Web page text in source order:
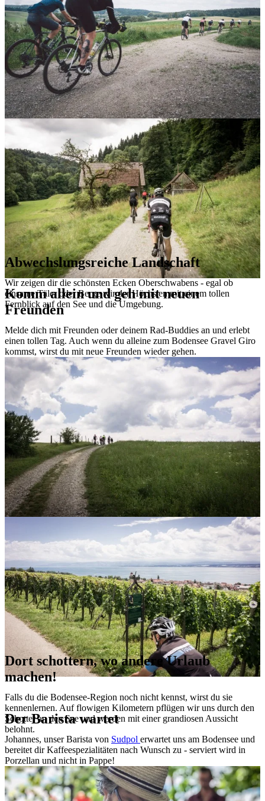
Abwechslungsreiche Landschaft
Wir zeigen dir die schönsten Ecken Oberschwabens - egal ob
einsame Täler oder Berge wir der Höchsten mit einem tollen
Fernblick auf den See und die Umgebung.
Komm allein und geh mit neuen
Freunden
Melde dich mit Freunden oder deinem Rad-Buddies an und erlebt
einen tollen Tag. Auch wenn du alleine zum Bodensee Gravel Giro
kommst, wirst du mit neue Freunden wieder gehen.
Dort schottern, wo andere Urlaub
machen!
Falls du die Bodensee-Region noch nicht kennst, wirst du sie
kennenlernen. Auf flowigen Kilometern pflügen wir uns durch den
Schotter an den See und werden mit einer grandiosen Aussicht
belohnt.
Der Barista wartet
Johannes, unser Barista von Sudpol erwartet uns am Bodensee und
bereitet dir Kaffeespezialitäten nach Wunsch zu - serviert wird in
Porzellan und nicht in Pappe!